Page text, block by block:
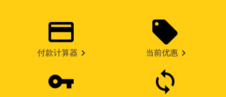
付款计算器 当前优惠